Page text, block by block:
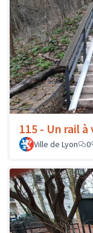
115 - Un rail
Ville de Lyon
0